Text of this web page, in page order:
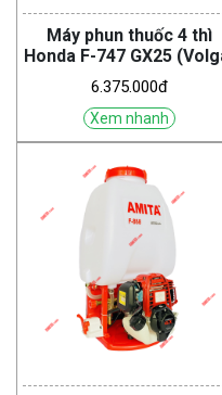
Máy phun thuốc 4 thì
Honda F-747 GX25
6.375.000đ
Xem nhanh